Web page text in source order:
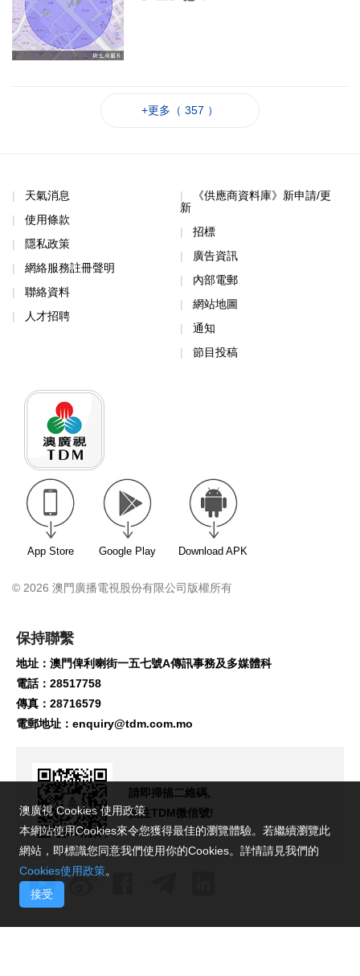
+更多（ 357 ）
天氣消息
使用條款
隱私政策
網絡服務註冊聲明
聯絡資料
人才招聘
《供應商資料庫》新申請/更
新
招標
廣告資訊
內部電郵
網站地圖
通知
節目投稿
App Store Google Play Download APK
© 2026 澳門廣播電視股份有限公司版權所有
保持聯繫
地址：澳門俾利喇街一五七號A傳訊事務及多媒體科
電話：28517758
傳真：28716579
電郵地址： enquiry@tdm.com.mo
請即掃描二維碼,
關注TDM微信號!
澳廣視 Cookies 使用政策
本網站使用Cookies來令您獲得最佳的瀏覽體驗。若繼續瀏覽此
網站，即標識您同意我們使用你的Cookies。詳情請見我們的
Cookies使用政策。
接受